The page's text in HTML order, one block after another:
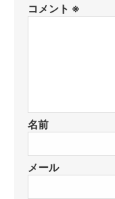
コメント ※
名前
メール